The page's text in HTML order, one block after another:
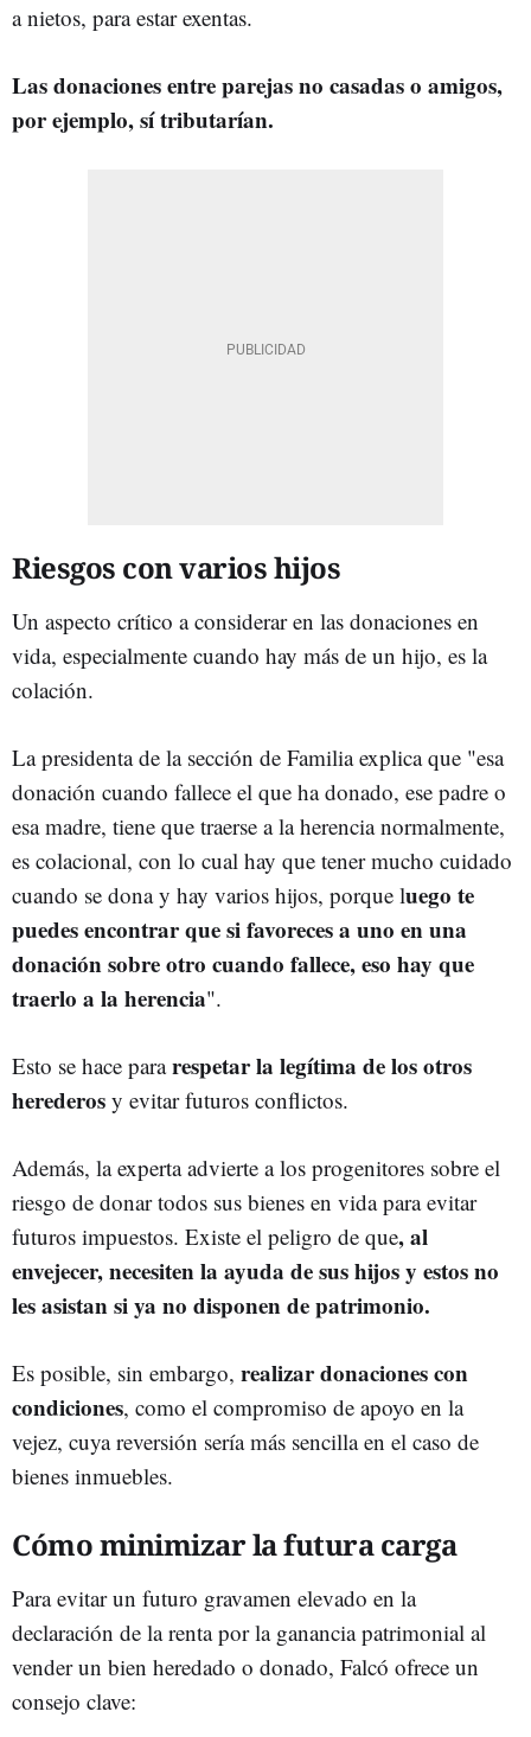
a nietos, para estar exentas.
Las donaciones entre parejas no casadas o amigos,
por ejemplo, sí tributarían.
Riesgos con varios hijos
Un aspecto crítico a considerar en las donaciones en
vida, especialmente cuando hay más de un hijo, es la
colación.
La presidenta de la sección de Familia explica que "esa
donación cuando fallece el que ha donado, ese padre o
esa madre, tiene que traerse a la herencia normalmente,
es colacional, con lo cual hay que tener mucho cuidado
cuando se dona y hay varios hijos, porque luego te
puedes encontrar que si favoreces a uno en una
donación sobre otro cuando fallece, eso hay que
traerlo a la herencia".
Esto se hace pararespetar la legítima de los otros
herederos y evitar futuros conflictos.
Además, la experta advierte a los progenitores sobre el
riesgo de donar todos sus bienes en vida para evitar
futuros impuestos. Existe el peligro de que, al
envejecer, necesiten la ayuda de sus hijos y estos no
les asistan si ya no disponen de patrimonio.
Es posible, sin embargo, realizar donaciones con
condiciones, como el compromiso de apoyo en la
vejez, cuya reversión sería más sencilla en el caso de
bienes inmuebles.
Cómo minimizar la futura carga
Para evitar un futuro gravamen elevado en la
declaración de la renta por la ganancia patrimonial al
vender un bien heredado o donado, Falcó ofrece un
consejo clave: